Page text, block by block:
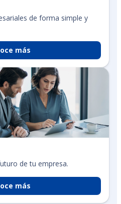
de forma simple y
más
de tu empresa.
más